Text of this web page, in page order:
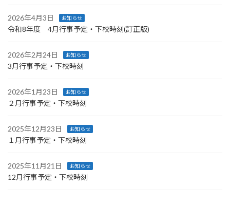
2026年4月3日 お知らせ
令和8年度 4月行事予定・下校時刻(訂正版)
2026年2月24日 お知らせ
3月行事予定・下校時刻
2026年1月23日 お知らせ
２月行事予定・下校時刻
2025年12月23日 お知らせ
１月行事予定・下校時刻
2025年11月21日 お知らせ
12月行事予定・下校時刻